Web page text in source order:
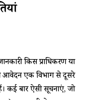
किस प्राधिकरण या
आवेदन एक विभाग से दूसरे
कई बार ऐसी सूचनाएं, जो